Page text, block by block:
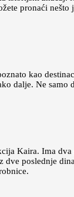
pronaći
kao
dalje. Ne samo
Kaira. Ima
poslednje